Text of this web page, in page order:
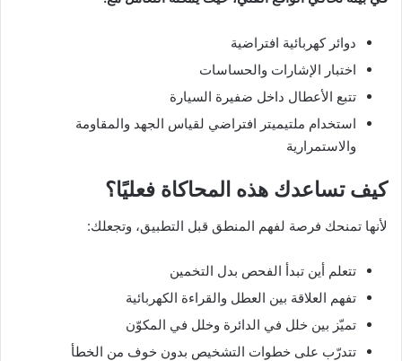
دوائر كهربائية افتراضية
اختبار الإشارات والحساسات
تتبع الأعطال داخل ضفيرة السيارة
استخدام ملتيميتر افتراضي لقياس الجهد والمقاومة
والاستمرارية
كيف تساعدك هذه المحاكاة فعليًا؟
لأنها تمنحك فرصة لفهم المنطق قبل التطبيق، وتجعلك:
تتعلم أين تبدأ الفحص بدل التخمين
تفهم العلاقة بين العطل والقراءة الكهربائية
تميّز بين خلل في الدائرة وخلل في المكوّن
تتدرّب على خطوات التشخيص بدون خوف من الخطأ